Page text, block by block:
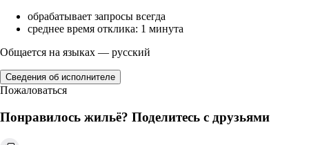
обрабатывает запросы всегда
среднее время отклика: 1 минута
Общается на языках — русский
Сведения об исполнителе
Пожаловаться
Понравилось жильё? Поделитесь с друзьями